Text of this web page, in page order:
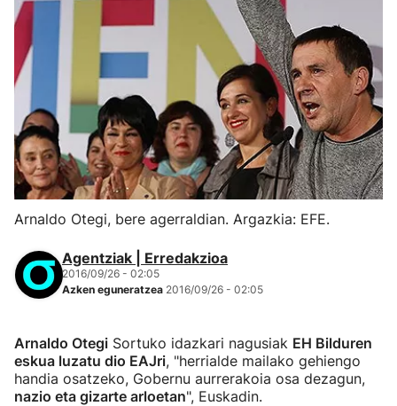
Arnaldo Otegi, bere agerraldian. Argazkia: EFE.
Agentziak | Erredakzioa
2016/09/26 - 02:05
Azken eguneratzea 2016/09/26 - 02:05
Arnaldo Otegi Sortuko idazkari nagusiak EH Bilduren
eskua luzatu dio EAJri, "herrialde mailako gehiengo
handia osatzeko, Gobernu aurrerakoia osa dezagun,
nazio eta gizarte arloetan", Euskadin.